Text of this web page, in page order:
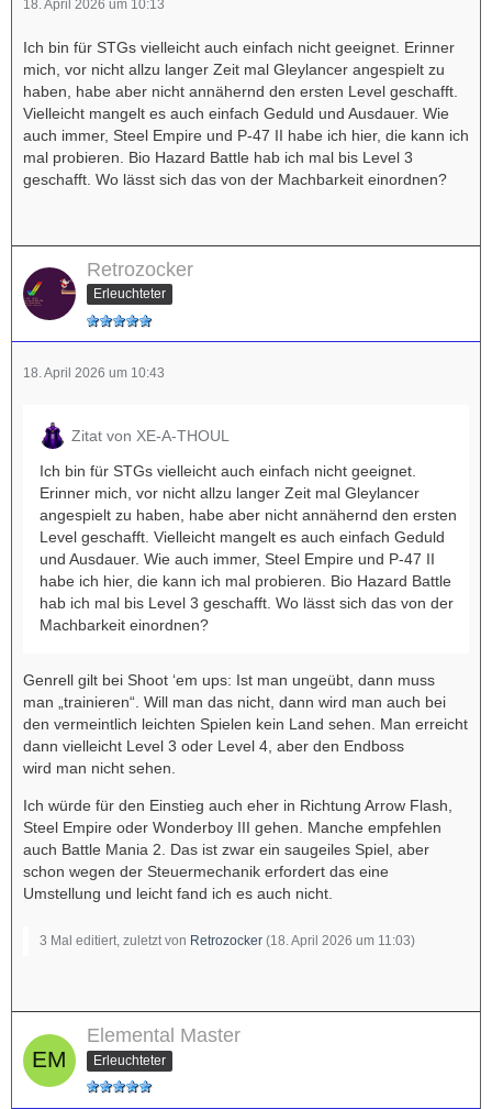
18. April 2026 um 10:13
Ich bin für STGs vielleicht auch einfach nicht geeignet. Erinner
mich, vor nicht allzu langer Zeit mal Gleylancer angespielt zu
haben, habe aber nicht annähernd den ersten Level geschafft.
Vielleicht mangelt es auch einfach Geduld und Ausdauer. Wie
auch immer, Steel Empire und P-47 II habe ich hier, die kann ich
mal probieren. Bio Hazard Battle hab ich mal bis Level 3
geschafft. Wo lässt sich das von der Machbarkeit einordnen?
Retrozocker
Erleuchteter
18. April 2026 um 10:43
Zitat von XE-A-THOUL
Ich bin für STGs vielleicht auch einfach nicht geeignet.
Erinner mich, vor nicht allzu langer Zeit mal Gleylancer
angespielt zu haben, habe aber nicht annähernd den ersten
Level geschafft. Vielleicht mangelt es auch einfach Geduld
und Ausdauer. Wie auch immer, Steel Empire und P-47 II
habe ich hier, die kann ich mal probieren. Bio Hazard Battle
hab ich mal bis Level 3 geschafft. Wo lässt sich das von der
Machbarkeit einordnen?
Genrell gilt bei Shoot ‘em ups: Ist man ungeübt, dann muss
man „trainieren“. Will man das nicht, dann wird man auch bei
den vermeintlich leichten Spielen kein Land sehen. Man erreicht
dann vielleicht Level 3 oder Level 4, aber den Endboss
wird man nicht sehen.
Ich würde für den Einstieg auch eher in Richtung Arrow Flash,
Steel Empire oder Wonderboy III gehen. Manche empfehlen
auch Battle Mania 2. Das ist zwar ein saugeiles Spiel, aber
schon wegen der Steuermechanik erfordert das eine
Umstellung und leicht fand ich es auch nicht.
3 Mal editiert, zuletzt von Retrozocker (18. April 2026 um 11:03)
Elemental Master
Erleuchteter